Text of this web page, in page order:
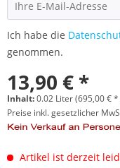
Ich habe die
genommen.
13,90 € *
Inhalt:0.02 Liter (695,00 €
Preise inkl. gesetzlicher
Artikel ist derzeit